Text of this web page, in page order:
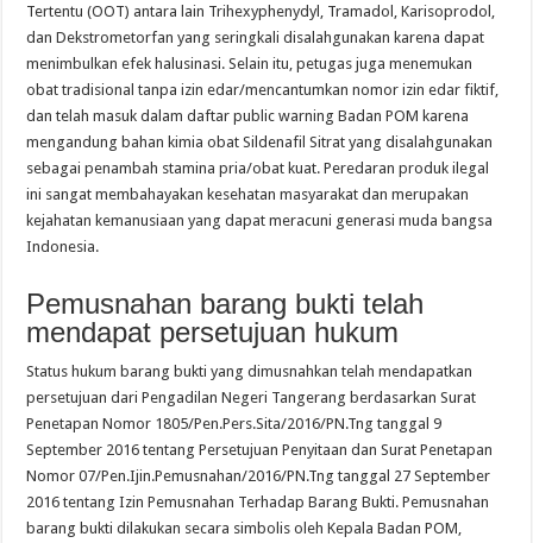
Tertentu (OOT) antara lain Trihexyphenydyl, Tramadol, Karisoprodol,
dan Dekstrometorfan yang seringkali disalahgunakan karena dapat
menimbulkan efek halusinasi. Selain itu, petugas juga menemukan
obat tradisional tanpa izin edar/mencantumkan nomor izin edar fiktif,
dan telah masuk dalam daftar public warning Badan POM karena
mengandung bahan kimia obat Sildenafil Sitrat yang disalahgunakan
sebagai penambah stamina pria/obat kuat. Peredaran produk ilegal
ini sangat membahayakan kesehatan masyarakat dan merupakan
kejahatan kemanusiaan yang dapat meracuni generasi muda bangsa
Indonesia.
Pemusnahan barang bukti telah
mendapat persetujuan hukum
Status hukum barang bukti yang dimusnahkan telah mendapatkan
persetujuan dari Pengadilan Negeri Tangerang berdasarkan Surat
Penetapan Nomor 1805/Pen.Pers.Sita/2016/PN.Tng tanggal 9
September 2016 tentang Persetujuan Penyitaan dan Surat Penetapan
Nomor 07/Pen.Ijin.Pemusnahan/2016/PN.Tng tanggal 27 September
2016 tentang Izin Pemusnahan Terhadap Barang Bukti. Pemusnahan
barang bukti dilakukan secara simbolis oleh Kepala Badan POM,